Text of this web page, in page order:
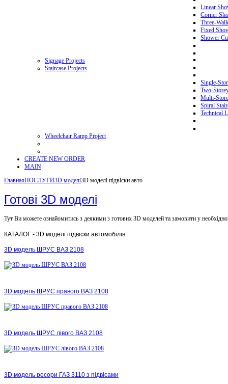
Linear
Corner
Three-
Fixed
Shower
Signage Projects
Staircase Projects
Single-
Two-
Multi-
Spiral
Technical
Wheelchair Ramp Project
CREATE NEW ORDER
MAIN
ГлавнаяПОСЛУГИ3D моделі3D моделі підвіски авто
Готові 3D моделі
Тут Ви можете ознайомитись з деякими з готових 3D моделей та замовити у
КАТАЛОГ - 3D моделі підвіски автомобілів
3D модель ШРУС ВАЗ 2108
3D модель ШРУС правого ВАЗ 2108
3D модель ШРУС лівого ВАЗ 2108
3D модель ресори ГАЗ 3110 з підвісами